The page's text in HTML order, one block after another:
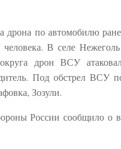
дрона по автомобилю
В селе
дрон ВСУ
Под обстрел
Зозули.
России сообщило о